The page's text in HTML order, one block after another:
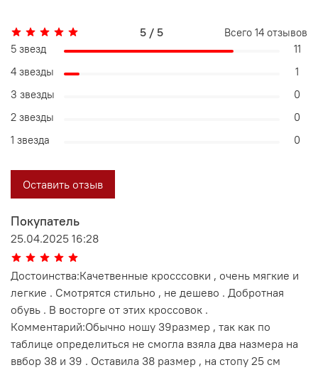
Покупатель
25.04.2025 16:28
Достоинства:Качетвенные кросссовки , очень мягкие и
легкие . Смотрятся стильно , не дешево . Добротная
обувь . В восторге от этих кроссовок .
Комментарий:Обычно ношу 39размер , так как по
таблице определиться не смогла взяла два назмера на
ввбор 38 и 39 . Оставила 38 размер , на стопу 25 см
5 / 5 Всего 14 отзывов
5 звезд
11
4 звезды
1
3 звезды
0
2 звезды
0
1 звезда
0
Оставить отзыв